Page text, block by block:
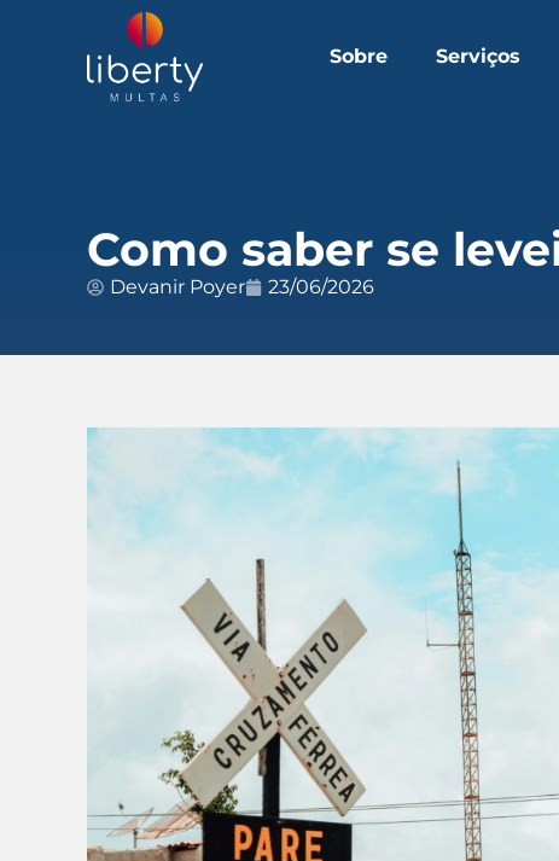
Sobre Serviços
Como saber se
Devanir Poyer 23/06/2026